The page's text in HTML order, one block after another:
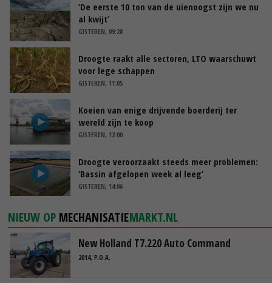
‘De eerste 10 ton van de uienoogst zijn we nu
al kwijt’
GISTEREN, 09:28
Droogte raakt alle sectoren, LTO waarschuwt
voor lege schappen
GISTEREN, 11:05
Koeien van enige drijvende boerderij ter
wereld zijn te koop
GISTEREN, 12:00
Droogte veroorzaakt steeds meer problemen:
‘Bassin afgelopen week al leeg’
GISTEREN, 14:06
NIEUW OP MECHANISATIEMARKT.NL
New Holland T7.220 Auto Command
2014, P.O.A.